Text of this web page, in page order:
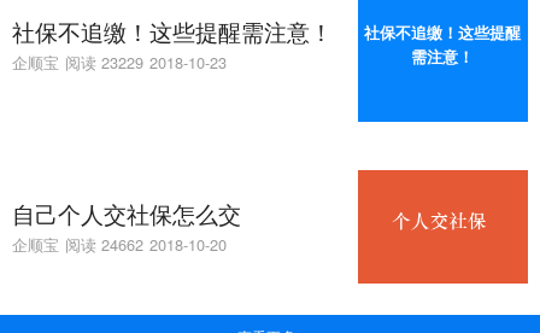
社保不追缴！这些提醒需注意！
企顺宝 阅读 23229 2018-10-23
社保不追缴！这些提醒
需注意！
自己个人交社保怎么交
企顺宝 阅读 24662 2018-10-20